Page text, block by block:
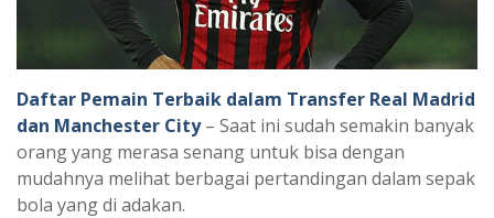
Daftar Pemain Terbaik dalam Transfer Real Madrid
dan Manchester City– Saat ini sudah semakin banyak
orang yang merasa senang untuk bisa dengan
mudahnya melihat berbagai pertandingan dalam sepak
bola yang di adakan.